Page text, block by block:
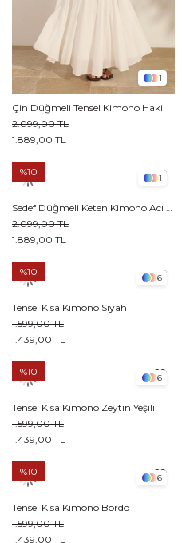
1
Çin Düğmeli Tensel Kimono Haki
1.889,00 TL
2.099,00 TL
1
1.889,00 TL
2.099,00 TL
%10
6
Tensel Kısa Kimono Siyah
1.439,00 TL
1.599,00 TL
%10
6
Tensel Kısa Kimono Zeytin Yeşili
1.439,00 TL
1.599,00 TL
%10
6
Tensel Kısa Kimono Bordo
1.439,00 TL
1.599,00 TL
%10